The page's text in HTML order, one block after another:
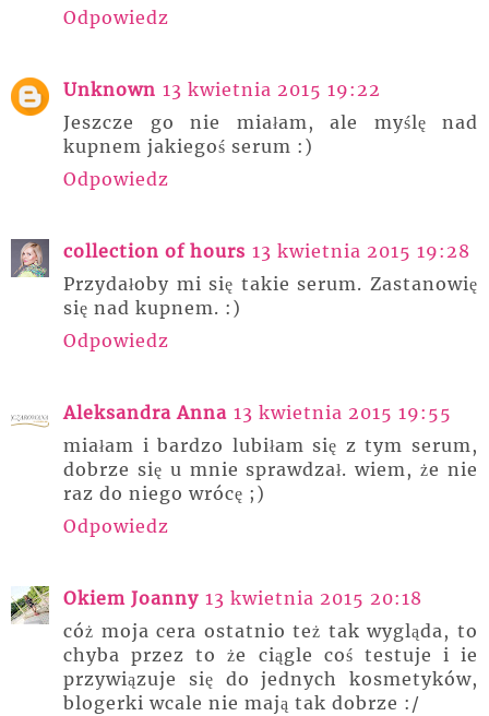
Odpowiedz
Unknown 13 kwietnia 2015 19:22
Jeszcze go nie miałam, ale myślę nad
kupnem jakiegoś serum :)
Odpowiedz
collection of hours 13 kwietnia 2015 19:28
Przydałoby mi się takie serum. Zastanowię
się nad kupnem. :)
Odpowiedz
Aleksandra Anna 13 kwietnia 2015 19:55
miałam i bardzo lubiłam się z tym serum,
dobrze się u mnie sprawdzał. wiem, że nie
raz do niego wrócę ;)
Odpowiedz
Okiem Joanny 13 kwietnia 2015 20:18
cóż moja cera ostatnio też tak wygląda, to
chyba przez to że ciągle coś testuje i ie
przywiązuje się do jednych kosmetyków,
blogerki wcale nie mają tak dobrze :/